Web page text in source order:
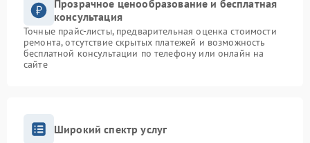
Прозрачное ценообразование и бесплатная
консультация
Точные прайс-листы, предварительная оценка стоимости
ремонта, отсутствие скрытых платежей и возможность
бесплатной консультации по телефону или онлайн на
сайте
Широкий спектр услуг